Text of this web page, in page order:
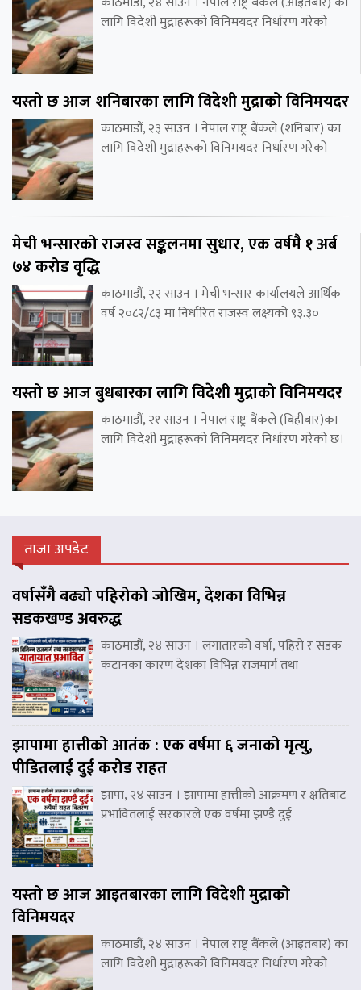
लागि विदेशी मुद्राहरूको विनिमयदर निर्धारण गरेको
यस्तो छ आज शनिबारका लागि विदेशी मुद्राको विनिमयदर
काठमाडौं, २३ साउन । नेपाल राष्ट्र बैंकले (शनिबार) का
लागि विदेशी मुद्राहरूको विनिमयदर निर्धारण गरेको
मेची भन्सारको राजस्व सङ्कलनमा सुधार, एक वर्षमै १ अर्ब
७४ करोड वृद्धि
काठमाडौं, २२ साउन । मेची भन्सार कार्यालयले आर्थिक
वर्ष २०८२/८३ मा निर्धारित राजस्व लक्ष्यको ९३.३०
यस्तो छ आज बुधबारका लागि विदेशी मुद्राको विनिमयदर
काठमाडौं, २१ साउन । नेपाल राष्ट्र बैंकले (बिहीबार)का
लागि विदेशी मुद्राहरूको विनिमयदर निर्धारण गरेको छ।
ताजा अपडेट
वर्षासँगै बढ्यो पहिरोको जोखिम, देशका विभिन्न
सडकखण्ड अवरुद्ध
काठमाडौं, २४ साउन । लगातारको वर्षा, पहिरो र सडक
कटानका कारण देशका विभिन्न राजमार्ग तथा
झापामा हात्तीको आतंक : एक वर्षमा ६ जनाको मृत्यु,
पीडितलाई दुई करोड राहत
झापा, २४ साउन । झापामा हात्तीको आक्रमण र क्षतिबाट
प्रभावितलाई सरकारले एक वर्षमा झण्डै दुई
यस्तो छ आज आइतबारका लागि विदेशी मुद्राको
विनिमयदर
काठमाडौं, २४ साउन । नेपाल राष्ट्र बैंकले (आइतबार) का
लागि विदेशी मुद्राहरूको विनिमयदर निर्धारण गरेको